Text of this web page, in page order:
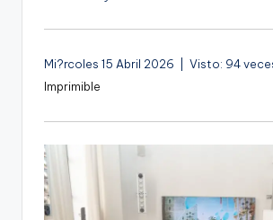
Mi?rcoles 15 Abril 2026 | Visto: 94
Imprimible